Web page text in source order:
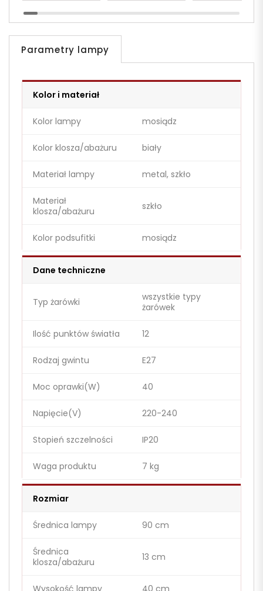
Parametry lampy
Kolor i materiał
Kolor lampy mosiądz
Kolor klosza/abażuru biały
Materiał lampy metal, szkło
Materiał
klosza/abażuru
szkło
Kolor podsufitki mosiądz
Dane techniczne
Typ żarówki
wszystkie typy
żarówek
Ilość punktów światła 12
Rodzaj gwintu E27
Moc oprawki(W) 40
Napięcie(V) 220-240
Stopień szczelności IP20
Waga produktu 7 kg
Rozmiar
Średnica lampy 90 cm
Średnica
klosza/abażuru
13 cm
Wysokość lampy 40 cm